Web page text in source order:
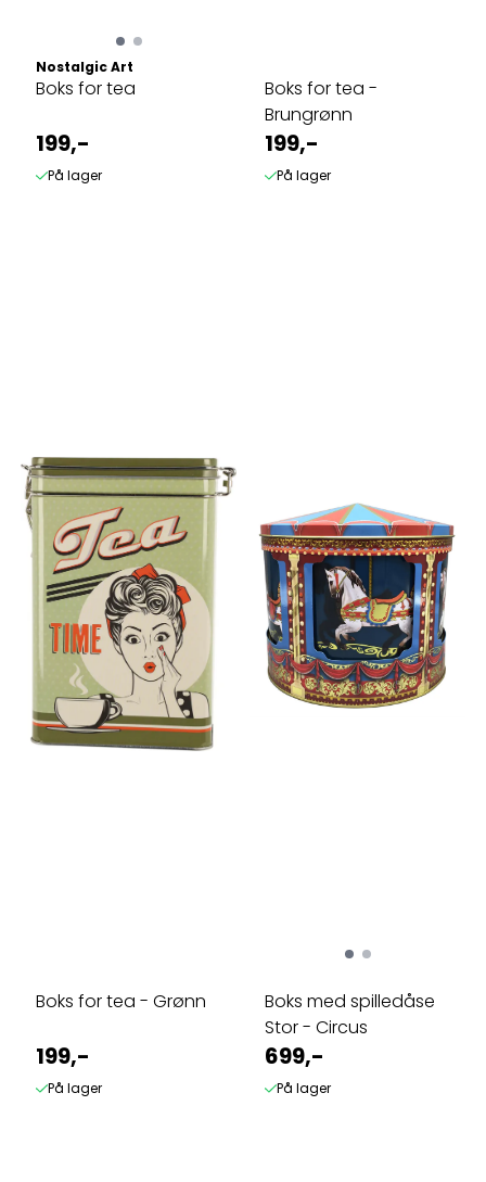
Nostalgic Art
Boks for tea
199,-
På lager
Boks for tea -
Brungrønn
199,-
På lager
Boks for tea - Grønn
199,-
På lager
Boks med spilledåse
Stor - Circus
699,-
På lager